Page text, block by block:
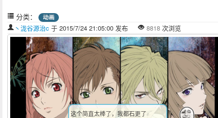
分类： 动画
丶泷谷源治c 于 2015/7/24 21:05:00 发布 8818 次浏览
这个简直太棒了，我都石更了